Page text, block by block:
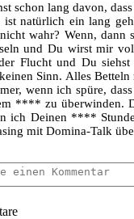
schon lang davon,
ist natürlich ein lang
wahr? Wenn,
und Du wirst mir
Flucht und Du
Sinn. Alles
wenn ich spüre,
**** zu überwinden.
ich Deinen ****
mit Domina-Talk